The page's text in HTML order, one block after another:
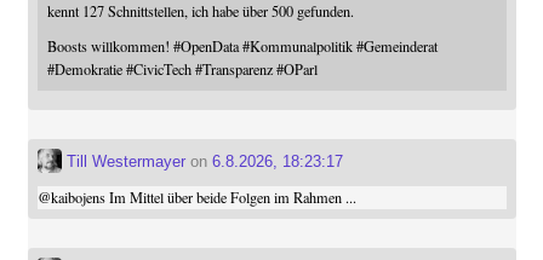
kennt 127 Schnittstellen, ich habe über 500 gefunden.
Boosts willkommen! #OpenData #Kommunalpolitik #Gemeinderat
#Demokratie #CivicTech #Transparenz #OParl
Till Westermayeron 6.8.2026, 18:23:17
@kaibojensIm Mittel über beide Folgen im Rahmen ...